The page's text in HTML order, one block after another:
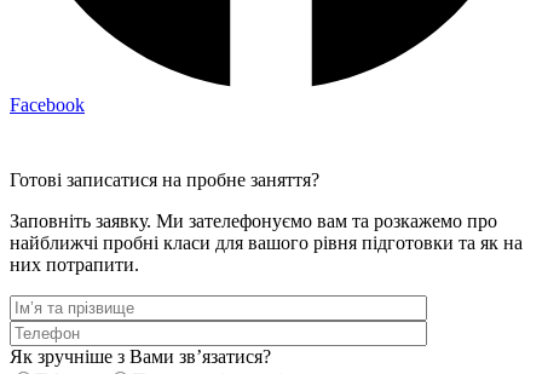
Facebook
Готові записатися на пробне заняття?
Заповніть заявку. Ми зателефонуємо вам та розкажемо про
найближчі пробні класи для вашого рівня підготовки та як на
них потрапити.
Як зручніше з Вами звʼязатися?